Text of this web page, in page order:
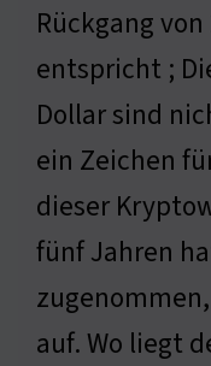
Rückgang
entspricht ;
Dollar sind
ein Zeichen
dieser
fünf Jahren
auf. Wo liegt